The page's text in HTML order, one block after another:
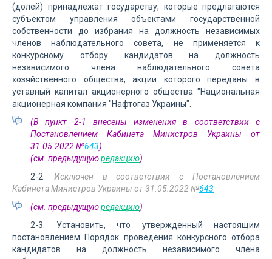
(долей) принадлежат государству, которые предлагаются
субъектом управления объектами государственной
собственности до избрания на должность независимых
членов наблюдательного совета, не применяется к
конкурсному отбору кандидатов на должность
независимого члена наблюдательного совета
хозяйственного общества, акции которого переданы в
уставный капитал акционерного общества "Национальная
акционерная компания "Нафтогаз Украины".
(В пункт 2-1 внесены изменения в соответствии с
Постановлением Кабинета Министров Украины от
31.05.2022 №643)
(см. предыдущуюредакцию)
2-2. Исключен в соответствии с Постановлением
Кабинета Министров Украины от 31.05.2022 №643
(см. предыдущуюредакцию)
2-3. Установить, что утвержденный настоящим
постановлением Порядок проведения конкурсного отбора
кандидатов на должность независимого члена